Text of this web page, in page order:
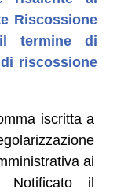
Riscossione
termine di
riscossione
iscritta a
ai
Notificato il